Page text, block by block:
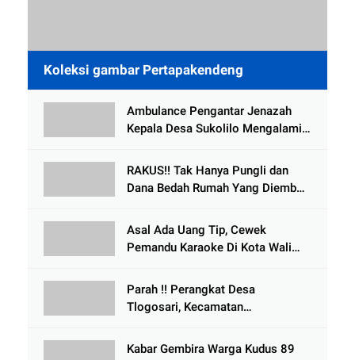
Koleksi gambar Pertapakendeng
Ambulance Pengantar Jenazah
Kepala Desa Sukolilo Mengalami
Meninggal Dunia
RAKUS!! Tak Hanya Pungli dan
Dana Bedah Rumah Yang Diembat,
Tlogowungu, di Duga
Selewengkan Bantuan Mushola
Asal Ada Uang Tip, Cewek
Pemandu Karaoke Di Kota Wali
Parah !! Perangkat Desa
Tlogosari, Kecamatan
Rumah dari BAZNAS
Kabar Gembira Warga Kudus 89